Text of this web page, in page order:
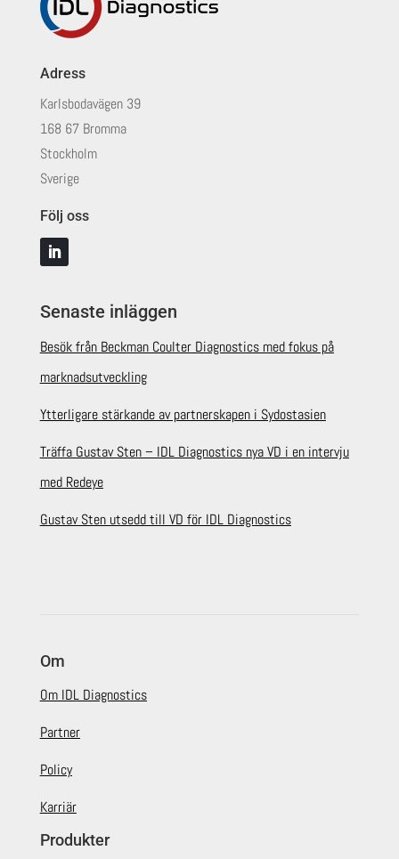
Adress
Karlsbodavägen 39
168 67 Bromma
Stockholm
Sverige
Följ oss
Senaste inläggen
Besök från Beckman Coulter Diagnostics med fokus på
marknadsutveckling
Ytterligare stärkande av partnerskapen i Sydostasien
Träffa Gustav Sten – IDL Diagnostics nya VD i en intervju
med Redeye
Gustav Sten utsedd till VD för IDL Diagnostics
Om
Om IDL Diagnostics
Partner
Policy
Karriär
Produkter